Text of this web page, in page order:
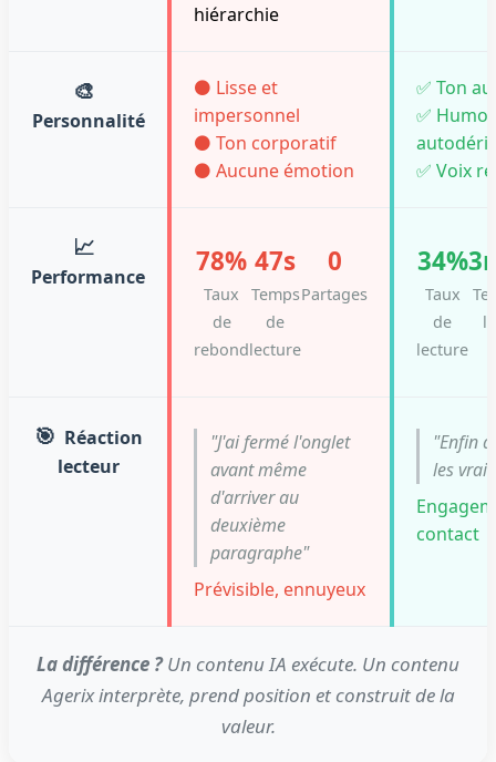
hiérarchie
🎨
Personnalité
⚫ Lisse et
impersonnel
⚫ Ton corporatif
⚫ Aucune émotion
✅ Ton
✅
✅ Voix
📈
Performance 78%
Taux
de
rebond
47s
Temps
de
lecture
0
Partages
34%
Taux
de
lecture
🎯 Réaction
lecteur
"J'ai fermé l'onglet
avant même
d'arriver au
deuxième
paragraphe"
Prévisible, ennuyeux
"Enfin
les
contact
La différence ?Un contenu IA exécute. Un contenu
Agerix interprète, prend position et construit de la
valeur.